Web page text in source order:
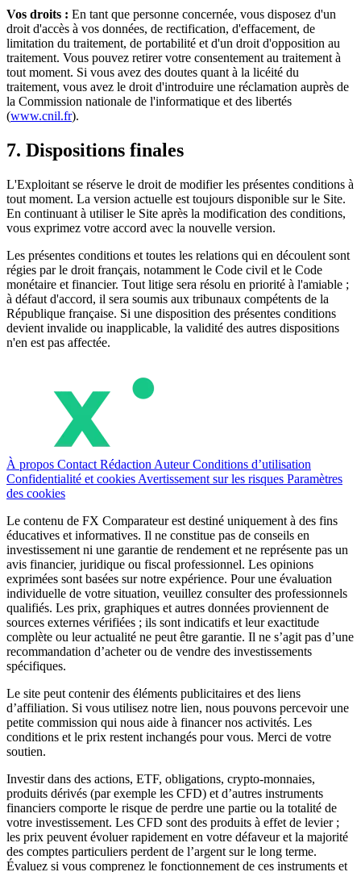
Vos droits : En tant que personne concernée, vous disposez d'un
droit d'accès à vos données, de rectification, d'effacement, de
limitation du traitement, de portabilité et d'un droit d'opposition au
traitement. Vous pouvez retirer votre consentement au traitement à
tout moment. Si vous avez des doutes quant à la licéité du
traitement, vous avez le droit d'introduire une réclamation auprès de
la Commission nationale de l'informatique et des libertés
(www.cnil.fr).
7. Dispositions finales
L'Exploitant se réserve le droit de modifier les présentes conditions à
tout moment. La version actuelle est toujours disponible sur le Site.
En continuant à utiliser le Site après la modification des conditions,
vous exprimez votre accord avec la nouvelle version.
Les présentes conditions et toutes les relations qui en découlent sont
régies par le droit français, notamment le Code civil et le Code
monétaire et financier. Tout litige sera résolu en priorité à l'amiable ;
à défaut d'accord, il sera soumis aux tribunaux compétents de la
République française. Si une disposition des présentes conditions
devient invalide ou inapplicable, la validité des autres dispositions
n'en est pas affectée.
À propos Contact Rédaction AuteurConditions d’utilisation
Confidentialité et cookies Avertissement sur les risques Paramètres
des cookies
Le contenu de FX Comparateur est destiné uniquement à des fins
éducatives et informatives. Il ne constitue pas de conseils en
investissement ni une garantie de rendement et ne représente pas un
avis financier, juridique ou fiscal professionnel. Les opinions
exprimées sont basées sur notre expérience. Pour une évaluation
individuelle de votre situation, veuillez consulter des professionnels
qualifiés. Les prix, graphiques et autres données proviennent de
sources externes vérifiées ; ils sont indicatifs et leur exactitude
complète ou leur actualité ne peut être garantie. Il ne s’agit pas d’une
recommandation d’acheter ou de vendre des investissements
spécifiques.
Le site peut contenir des éléments publicitaires et des liens
d’affiliation. Si vous utilisez notre lien, nous pouvons percevoir une
petite commission qui nous aide à financer nos activités. Les
conditions et le prix restent inchangés pour vous. Merci de votre
soutien.
Investir dans des actions, ETF, obligations, crypto-monnaies,
produits dérivés (par exemple les CFD) et d’autres instruments
financiers comporte le risque de perdre une partie ou la totalité de
votre investissement. Les CFD sont des produits à effet de levier ;
les prix peuvent évoluer rapidement en votre défaveur et la majorité
des comptes particuliers perdent de l’argent sur le long terme.
Évaluez si vous comprenez le fonctionnement de ces instruments et